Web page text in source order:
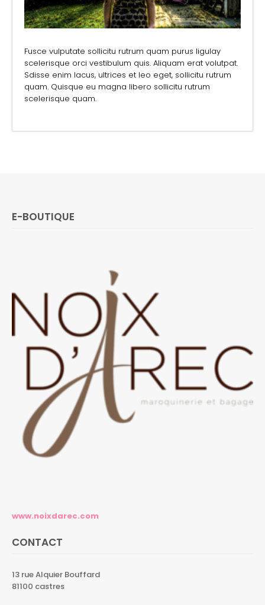
Fusce vulputate sollicitu rutrum quam purus ligulay
scelerisque orci vestibulum quis. Aliquam erat volutpat.
Sdisse enim lacus, ultrices et leo eget, sollicitu rutrum
quam. Quisque eu magna libero sollicitu rutrum
scelerisque quam.
E-BOUTIQUE
www.noixdarec.com
CONTACT
13 rue Alquier Bouffard
81100 castres